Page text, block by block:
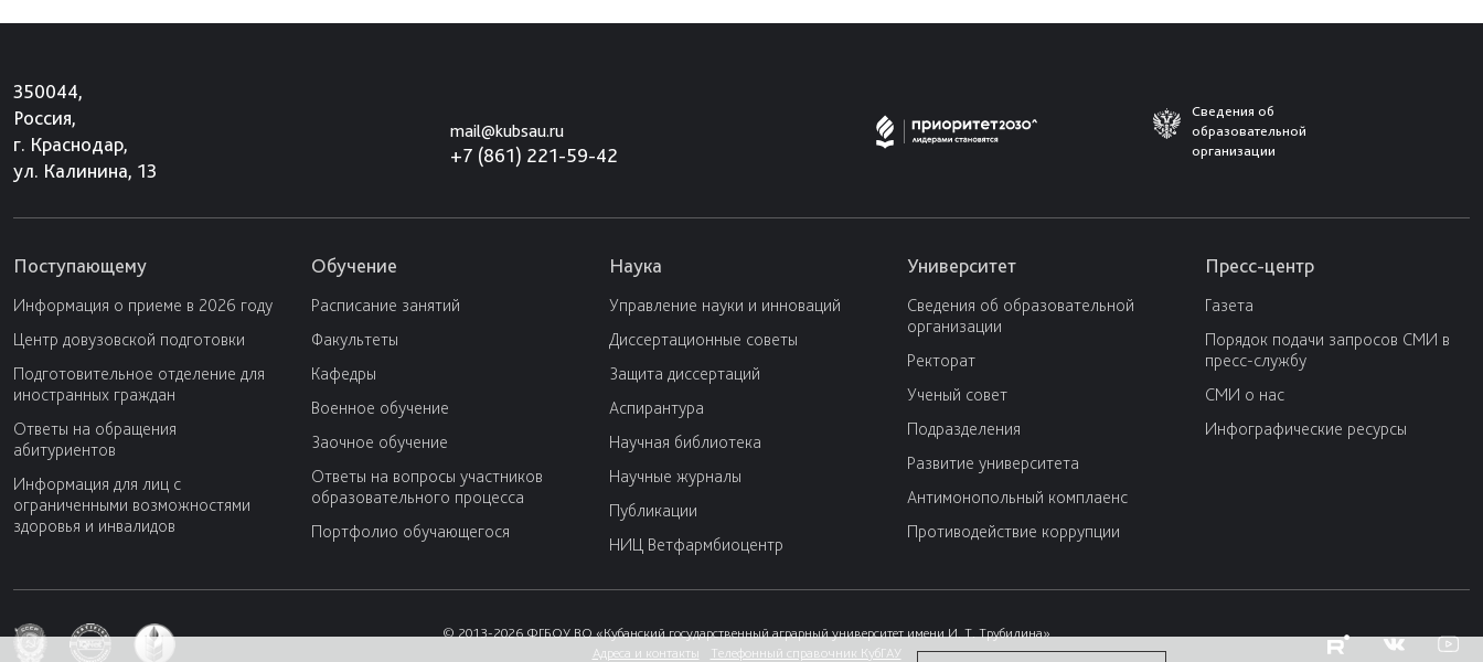
350044,
Россия,
г. Краснодар,
ул. Калинина, 13
mail@kubsau.ru
+7 (861) 221-59-42
Сведения об
образовательной
организации
Поступающему
Информация о приеме в 2026 году
Центр довузовской подготовки
Подготовительное отделение для
иностранных граждан
Ответы на обращения
абитуриентов
Информация для лиц с
ограниченными возможностями
здоровья и инвалидов
Обучение
Расписание занятий
Факультеты
Кафедры
Военное обучение
Заочное обучение
Ответы на вопросы участников
образовательного процесса
Портфолио обучающегося
Наука
Управление науки и инноваций
Диссертационные советы
Защита диссертаций
Аспирантура
Научная библиотека
Научные журналы
Публикации
НИЦ Ветфармбиоцентр
Университет
Сведения об образовательной
организации
Ректорат
Ученый совет
Подразделения
Развитие университета
Антимонопольный комплаенс
Противодействие коррупции
Пресс-центр
Газета
Порядок подачи запросов СМИ в
пресс-службу
СМИ о нас
Инфографические ресурсы
© 2013-2026 ФГБОУ ВО «Кубанский государственный аграрный университет имени И. Т. Трубилина»
Адреса и контакты
Телефонный справочник КубГАУ